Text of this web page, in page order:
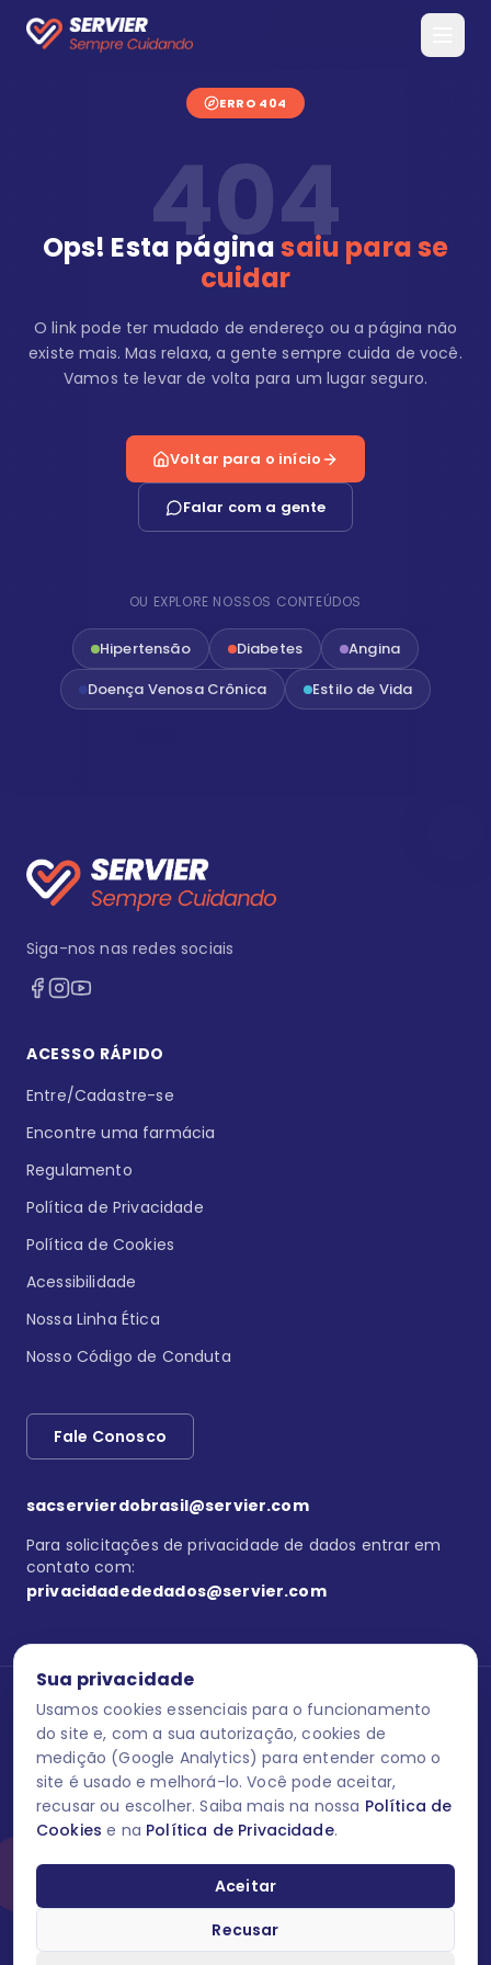
Sua privacidade
Usamos cookies essenciais para o funcionamento
do site e, com a sua autorização, cookies de
medição (Google Analytics) para entender como o
site é usado e melhorá-lo. Você pode aceitar,
recusar ou escolher. Saiba mais na nossa Política de
Cookies e na Política de Privacidade.
Aceitar
Recusar
ERRO 404
404
Ops! Esta páginasaiu para se
cuidar
O link pode ter mudado de endereço ou a página não
existe mais. Mas relaxa, a gente sempre cuida de você.
Vamos te levar de volta para um lugar seguro.
Voltar para o início
Falar com a gente
OU EXPLORE NOSSOS CONTEÚDOS
Hipertensão Diabetes
Angina
Doença Venosa Crônica
Estilo de Vida
Siga-nos nas redes sociais
ACESSO RÁPIDO
Entre/Cadastre-se
Encontre uma farmácia
Regulamento
Política de Privacidade
Política de Cookies
Acessibilidade
Nossa Linha Ética
Nosso Código de Conduta
Fale Conosco
sacservierdobrasil@servier.com
Para solicitações de privacidade de dados entrar em
contato com:
privacidadededados@servier.com
Se estiver no programa semprecuidando, comunique aquiuma
reação adversa com os produtos Servier. Este site contém
informações para o público leigo e para os profissionais de saúde
do Brasil habilitados a prescrever medicamentos. M-AS ONE-BR-
202606-00013 / Agosto 2026.
O laboratório Servier do Brasil respeita os seus dados! Caso deseje
dados pessoais você pode fazê-lo a qualquer momento entrando
em contato através do site www.semprecuidando.com.br na opção
fale conosco.